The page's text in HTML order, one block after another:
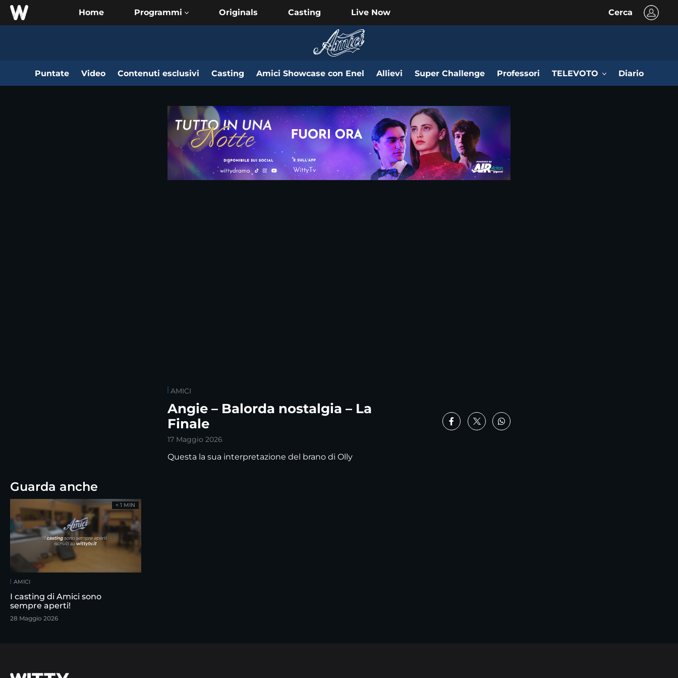
Home Originals Casting Live Now Cerca
Puntate Video Contenuti esclusivi Casting Amici Showcase con Enel Allievi Super Challenge Professori TELEVOTO Diario
AMICI
Angie – Balorda nostalgia – La
Finale
17 Maggio 2026
Questa la sua interpretazione del brano di Olly
Guarda anche
AMICI
I casting di Amici sono
sempre aperti!
28 Maggio 2026
< 1 MIN